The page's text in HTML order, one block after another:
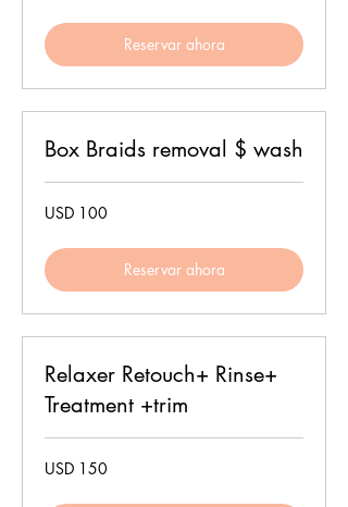
Reservar ahora
Box Braids removal $ wash
100
dólares
USD 100
Reservar ahora
Relaxer Retouch+ Rinse+
Treatment +trim
150
dólares
USD 150